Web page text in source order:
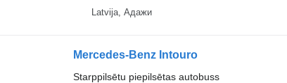
Latvija, Адажи
Mercedes-Benz Intouro
Starppilsētu piepilsētas autobuss